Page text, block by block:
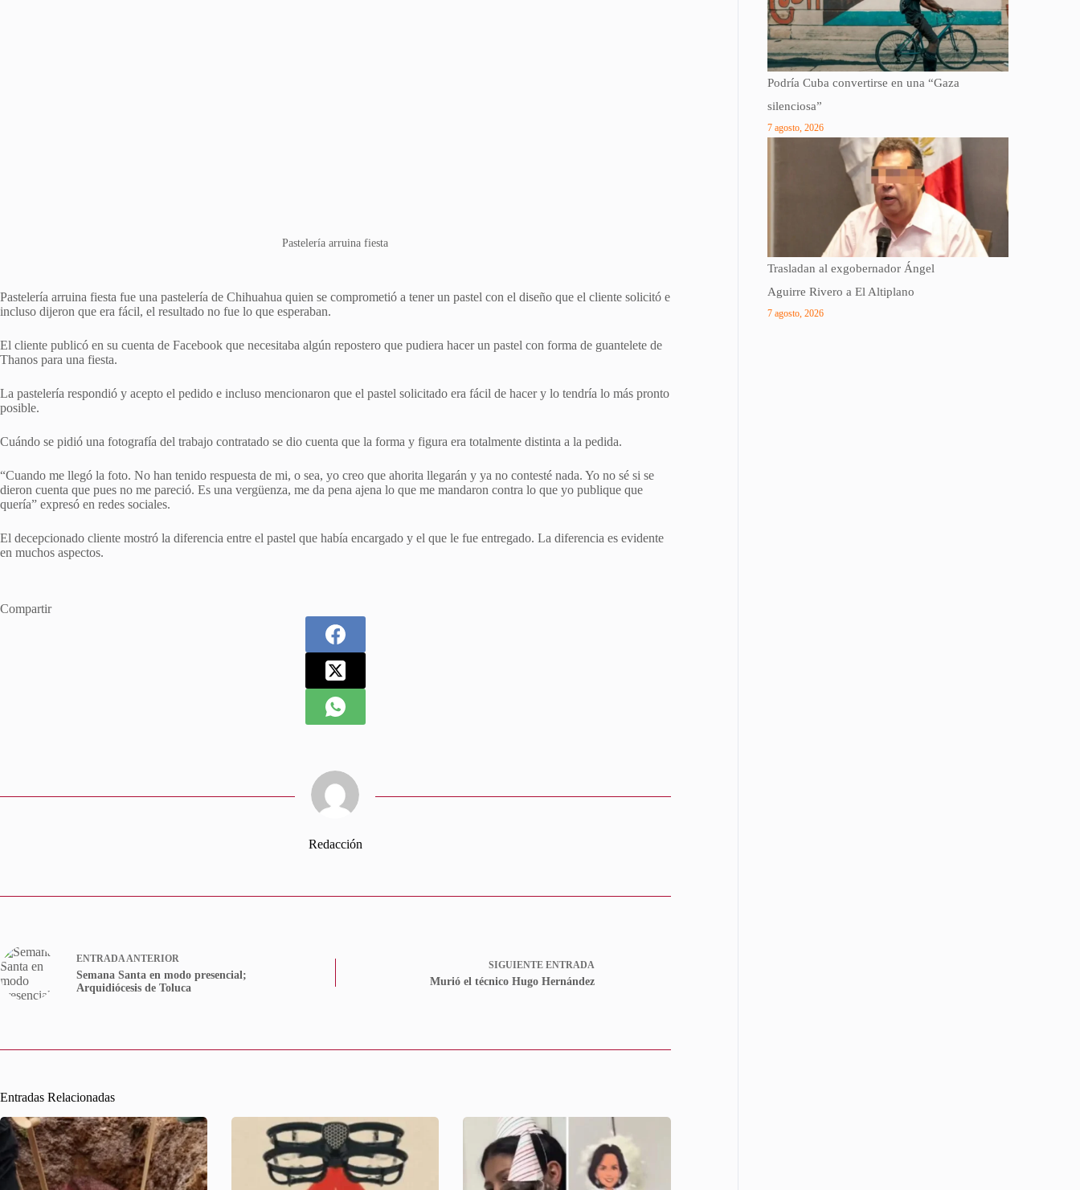
Pastelería arruina fiesta
Pastelería arruina fiesta fue una pastelería de Chihuahua quien se comprometió a tener un pastel con el diseño que el cliente solicitó e
incluso dijeron que era fácil, el resultado no fue lo que esperaban.
El cliente publicó en su cuenta de Facebook que necesitaba algún repostero que pudiera hacer un pastel con forma de guantelete de
Thanos para una fiesta.
La pastelería respondió y acepto el pedido e incluso mencionaron que el pastel solicitado era fácil de hacer y lo tendría lo más pronto
posible.
Cuándo se pidió una fotografía del trabajo contratado se dio cuenta que la forma y figura era totalmente distinta a la pedida.
“Cuando me llegó la foto. No han tenido respuesta de mi, o sea, yo creo que ahorita llegarán y ya no contesté nada. Yo no sé si se
dieron cuenta que pues no me pareció. Es una vergüenza, me da pena ajena lo que me mandaron contra lo que yo publique que
quería” expresó en redes sociales.
El decepcionado cliente mostró la diferencia entre el pastel que había encargado y el que le fue entregado. La diferencia es evidente
en muchos aspectos.
Compartir
Redacción
ENTRADAANTERIOR
Semana Santa en modo presencial;
Arquidiócesis de Toluca
SIGUIENTE ENTRADA
Murió el técnico Hugo Hernández
Entradas Relacionadas
Podría Cuba convertirse en una “Gaza
silenciosa”
7 agosto, 2026
Trasladan al exgobernador Ángel
Aguirre Rivero a El Altiplano
7 agosto, 2026